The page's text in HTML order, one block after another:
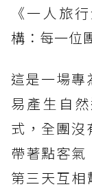
《一人旅
構：每一位
這是一場專
易產生自
式，全團沒
帶著點客氣
第三天互相